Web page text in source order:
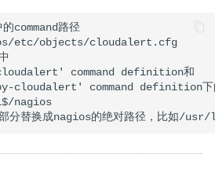
路径
etc/objects/cloudalert.cfg
command definition和
command definition下
nagios